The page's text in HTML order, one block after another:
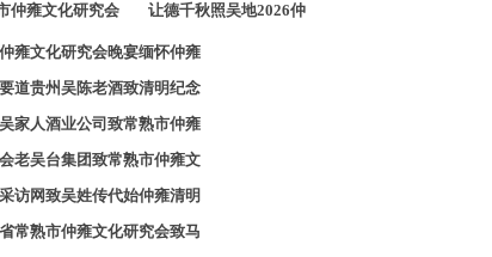
仲雍文化研究会
致
让德千秋照吴地2026仲
雍文化研究会晚宴缅怀仲雍
道贵州吴陈老酒致清明纪念
家人酒业公司致常熟市仲雍
老吴台集团致常熟市仲雍文
访网致吴姓传代始仲雍清明
常熟市仲雍文化研究会致马